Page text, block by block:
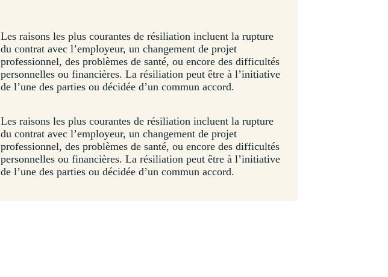
Les raisons les plus courantes de résiliation incluent la rupture
du contrat avec l’employeur, un changement de projet
professionnel, des problèmes de santé, ou encore des difficultés
personnelles ou financières. La résiliation peut être à l’initiative
de l’une des parties ou décidée d’un commun accord.
Les raisons les plus courantes de résiliation incluent la rupture
du contrat avec l’employeur, un changement de projet
professionnel, des problèmes de santé, ou encore des difficultés
personnelles ou financières. La résiliation peut être à l’initiative
de l’une des parties ou décidée d’un commun accord.